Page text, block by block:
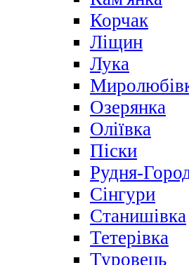
Корчак
Ліщин
Лука
Озерянка
Оліївка
Піски
Рудня-
Сінгури
Станишівка
Тетерівка
Туровець